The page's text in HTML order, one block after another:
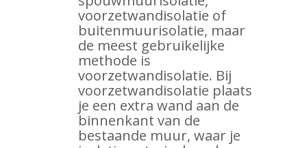
voorzetwandisolatie of
buitenmuurisolatie, maar
de meest gebruikelijke
methode is
voorzetwandisolatie. Bij
voorzetwandisolatie plaats
je een extra wand aan de
binnenkant van de
bestaande muur, waar je